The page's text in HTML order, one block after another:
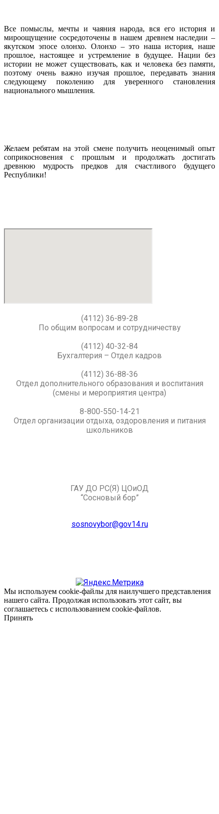
Все помыслы, мечты и чаяния народа, вся его история и
мироощущение сосредоточены в нашем древнем наследии –
якутском эпосе олонхо. Олонхо – это наша история, наше
прошлое, настоящее и устремление в будущее. Нации без
истории не может существовать, как и человека без памяти,
поэтому очень важно изучая прошлое, передавать знания
следующему поколению для уверенного становления
национального мышления.
Желаем ребятам на этой смене получить неоценимый опыт
соприкосновения с прошлым и продолжать достигать
древнюю мудрость предков для счастливого будущего
Республики!
(4112) 36-89-28
По общим вопросам и сотрудничеству
(4112) 40-32-84
Бухгалтерия – Отдел кадров
(4112) 36-88-36
Отдел дополнительного образования и воспитания
(смены и мероприятия центра)
8-800-550-14-21
Отдел организации отдыха, оздоровления и питания
школьников
ГАУ ДО РС(Я) ЦОиОД
“Сосновый бор”
sosnovybor@gov14.ru
Мы используем cookie-файлы для наилучшего представления
нашего сайта. Продолжая использовать этот сайт, вы
соглашаетесь с использованием cookie-файлов.
Принять